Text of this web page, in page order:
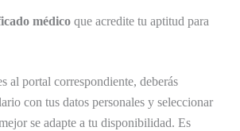
médico que acredite tu aptitud para
al portal correspondiente, deberás
con tus datos personales y seleccionar
se adapte a tu disponibilidad. Es